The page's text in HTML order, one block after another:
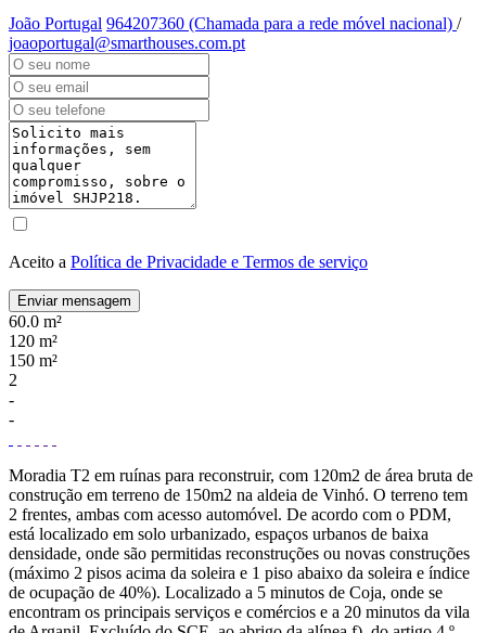
João Portugal 964207360 (Chamada para a rede móvel nacional) /
joaoportugal@smarthouses.com.pt
Aceito a Política de Privacidade e Termos de serviço
Enviar mensagem
60.0 m²
120 m²
150 m²
2
-
-
Moradia T2 em ruínas para reconstruir, com 120m2 de área bruta de
construção em terreno de 150m2 na aldeia de Vinhó. O terreno tem
2 frentes, ambas com acesso automóvel. De acordo com o PDM,
está localizado em solo urbanizado, espaços urbanos de baixa
densidade, onde são permitidas reconstruções ou novas construções
(máximo 2 pisos acima da soleira e 1 piso abaixo da soleira e índice
de ocupação de 40%). Localizado a 5 minutos de Coja, onde se
encontram os principais serviços e comércios e a 20 minutos da vila